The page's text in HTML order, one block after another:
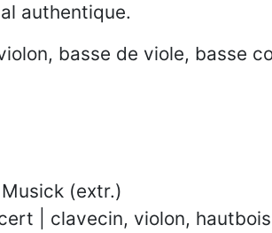
authentique.
basse de viole, basse
(extr.)
| clavecin, violon,